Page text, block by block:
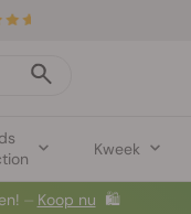
Kweek
⏤ Koop nu 🛍️